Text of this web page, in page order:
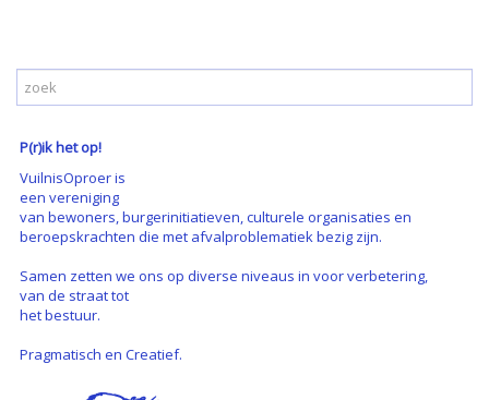
P(r)ik het op!
VuilnisOproer is
een vereniging
van bewoners, burgerinitiatieven, culturele organisaties en
beroepskrachten die met afvalproblematiek bezig zijn.
Samen zetten we ons op diverse niveaus in voor verbetering,
van de straat tot
het bestuur.
Pragmatisch en Creatief.